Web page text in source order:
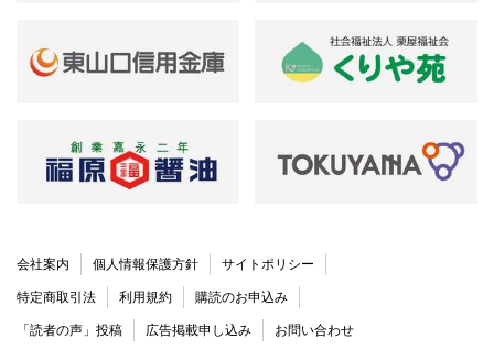
会社案内 個人情報保護方針 サイトポリシー
特定商取引法 利用規約 購読のお申込み
「読者の声」投稿 広告掲載申し込み お問い合わせ